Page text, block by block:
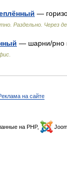
—
Раздельно. Через
— шарни/рно
на сайте
на PHP,